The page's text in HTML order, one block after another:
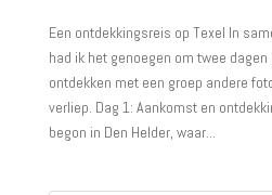
Een ontdekkingsreis op Texel In
had ik het genoegen om twee
ontdekken met een groep andere
verliep. Dag 1: Aankomst en
begon in Den Helder, waar...